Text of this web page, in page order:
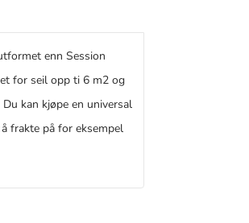
enn Session
for seil opp ti 6 m2 og
kan kjøpe en universal
frakte på for eksempel